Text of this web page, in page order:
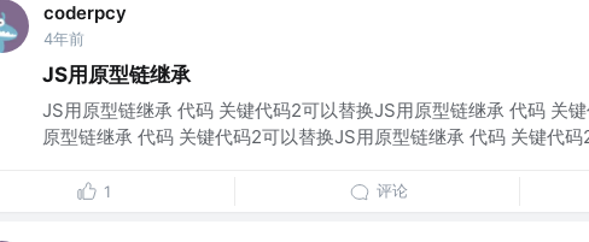
coderpcy
4年前
JS用原型链继承
JS用原型链继承 代码 关键代码2可以替换JS用原型链继承 代码 关
原型链继承 代码 关键代码2可以替换JS用原型链继承 代码 关键代
1 评论